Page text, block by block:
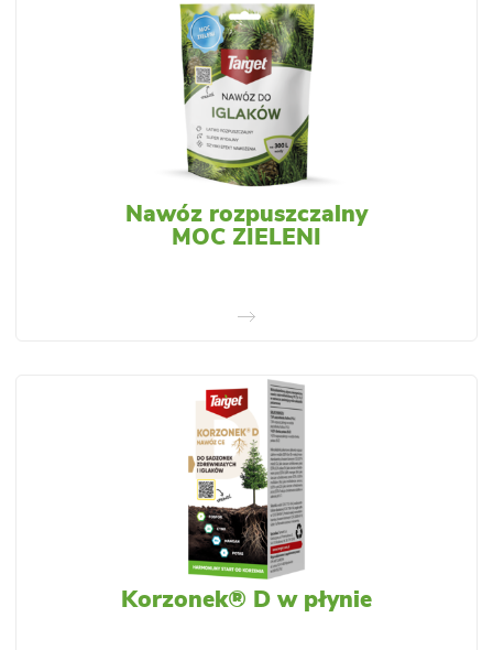
Nawóz rozpuszczalny
MOC ZIELENI
Korzonek® D w płynie